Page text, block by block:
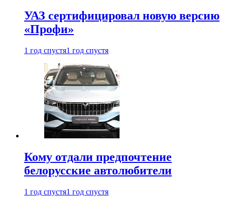
УАЗ сертифицировал новую версию
«Профи»
1 год спустя1 год спустя
Кому отдали предпочтение
белорусские автолюбители
1 год спустя1 год спустя